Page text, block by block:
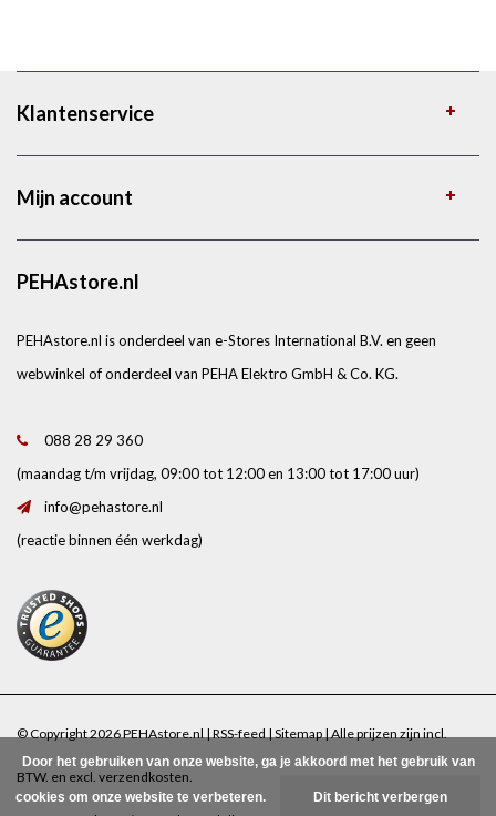
Klantenservice
Mijn account
PEHAstore.nl
PEHAstore.nl is onderdeel van e-Stores International B.V. en geen
webwinkel of onderdeel van PEHA Elektro GmbH & Co. KG.
088 28 29 360
(maandag t/m vrijdag, 09:00 tot 12:00 en 13:00 tot 17:00 uur)
info@pehastore.nl
(reactie binnen één werkdag)
© Copyright 2026 PEHAstore.nl | RSS-feed | Sitemap | Alle prijzen zijn incl.
BTW. en excl. verzendkosten
Door het gebruiken van onze website, ga je akkoord met het gebruik van
cookies om onze website te verbeteren. Dit bericht verbergen